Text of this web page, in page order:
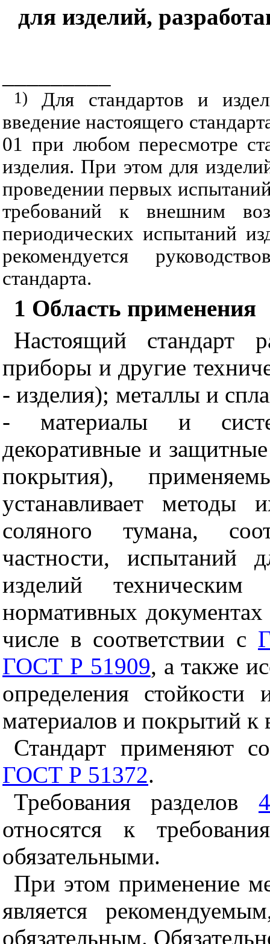
для изделий,
1)
Для стандартов и
введение настоящего
01 при любом пересмотре
изделия. При этом для
проведении первых
требований к внешним
периодических испытаний
рекомендуется
стандарта.
1 Область применения
Настоящий стандарт
приборы и другие
- изделия); металлы и
- материалы и
декоративные и
покрытия),
устанавливает методы
соляного тумана,
частности, испытаний
изделий
нормативных
числе в соответствии с
ГОСТ Р 51909, а также
определения стойкости
материалов и покрытий к
Стандарт применяют
ГОСТ Р 51372.
Требования разделов 4
относятся к
обязательными.
При этом применение
является
обязательным.